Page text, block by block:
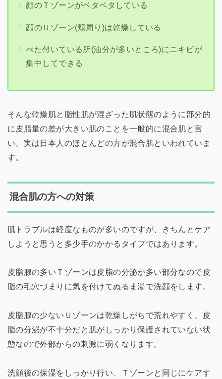
顔のＴゾーンがベタベタしている
顔のＵゾーン(頬周り)は乾燥している
べた付いている所(油分が多いところ)にニキビが
集中してできる
そんな乾燥肌と脂性肌が混ざった肌状態のように部分的
に皮脂量の差が大きい肌のことを一般的に混合肌と言
い、実は日本人のほとんどの方が混合肌といわれていま
す。
混合肌の方への対策
肌トラブルは軽度なものが多いのですが、きちんとケア
しようと思うと多少手のかかるタイプではあります。
皮脂腺の多いＴゾーンは皮脂の分泌が多い部分なので皮
脂の毛穴づまりに気を付けてぬるま湯で洗顔をします。
皮脂腺の少ないＵゾーンは乾燥しがちで荒れやすく、皮
脂の分泌が不十分だと肌がしっかり保護されていない状
態なので外部からの刺激に弱くなります。
洗顔後の保湿をしっかり行い、Ｔゾーンと同じにケアす